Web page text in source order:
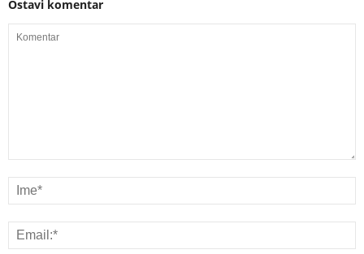
Ostavi komentar